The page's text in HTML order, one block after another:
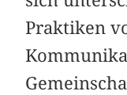
Praktiken